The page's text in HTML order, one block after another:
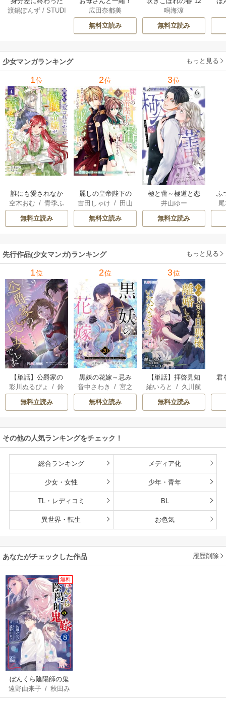
恋を、今さらです
渡鍋ぽんず/ STUDI
～40歳の看取りと
恋～【分冊版】 5巻
広田奈都美
無料立読み
巻
鳴海涼
無料立読み
少女マンガランキング もっと見る
1位
誰にも愛されなか
った醜穢令嬢が幸
せになるまで
空木おむ /青季ふ
/ 白谷ゆう
無料立読み
2位
麗しの皇帝陛下の
番に選ばれてしま
ったのですが、ま
だ仕事がしたいの
吉田しゃけ / 田山
/ 鶏にく
無料立読み
3位
極と蕾～極道と恋
を知らない人妻と
～
井山ゆー
無料立読み
ふ
先行作品(少女マンガ)ランキング もっと見る
1位
【単話】公爵家の
長女でした
彩川ぬるぴょ /鈴
音さや/たむ
無料立読み
2位
黒妖の花嫁～忌み
嫌われた私が冷酷
大尉に愛されるま
で～
音中さわき /宮之
みやこ
無料立読み
3位
【単話】拝啓見知
らぬ旦那様、離婚
していただきます
紬いろと / 久川航
璃/あいるむ
無料立読み
君
その他の人気ランキングをチェック！
総合ランキング メディア化
少女・女性 少年・青年
TL・レディコミ BL
異世界・転生 お色気
あなたがチェックした作品 履歴削除
無料
ぼんくら陰陽師の鬼
嫁
遠野由来子/ 秋田み
やび/しのとうこ